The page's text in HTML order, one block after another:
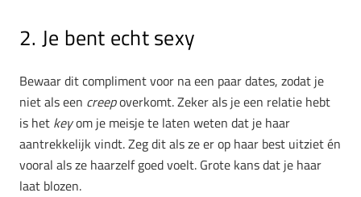
2. Je bent echt sexy
Bewaar dit compliment voor na een paar dates, zodat je
niet als een creepoverkomt. Zeker als je een relatie hebt
is het keyom je meisje te laten weten dat je haar
aantrekkelijk vindt. Zeg dit als ze er op haar best uitziet én
vooral als ze haarzelf goed voelt. Grote kans dat je haar
laat blozen.